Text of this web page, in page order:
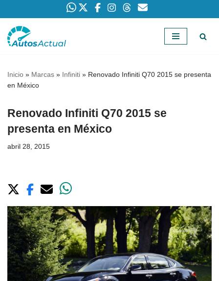
Saltar
Inicio » Marcas » Infiniti » Renovado Infiniti Q70 2015 se presenta
en México
Renovado Infiniti Q70 2015 se
presenta en México
abril 28, 2015